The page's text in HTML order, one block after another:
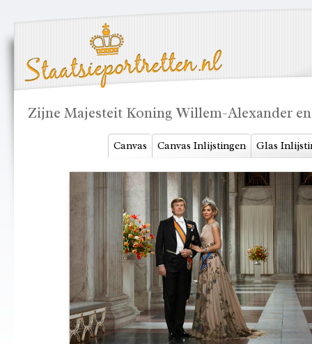
Zijne Majesteit Koning Willem-Alexander
Canvas Canvas Inlijstingen Glas